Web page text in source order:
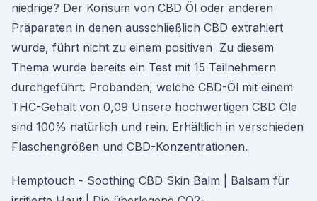
niedrige? Der Konsum von CBD Öl oder anderen
Präparaten in denen ausschließlich CBD extrahiert
wurde, führt nicht zu einem positiven Zu diesem
Thema wurde bereits ein Test mit 15 Teilnehmern
durchgeführt. Probanden, welche CBD-Öl mit einem
THC-Gehalt von 0,09 Unsere hochwertigen CBD Öle
sind 100% natürlich und rein. Erhältlich in verschieden
Flaschengrößen und CBD-Konzentrationen.
Hemptouch - Soothing CBD Skin Balm | Balsam für